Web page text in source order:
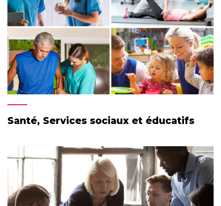
Santé, Services sociaux et éducatifs